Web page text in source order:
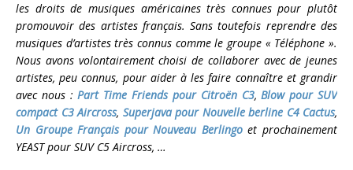
les droits de musiques américaines très connues pour plutôt
promouvoir des artistes français. Sans toutefois reprendre des
musiques d’artistes très connus comme le groupe « Téléphone ».
Nous avons volontairement choisi de collaborer avec de jeunes
artistes, peu connus, pour aider à les faire connaître et grandir
avec nous :Part Time Friends pour Citroën C3,Blow pour SUV
compact C3 Aircross, Superjava pour Nouvelle berline C4 Cactus,
Un Groupe Français pour Nouveau Berlingoet prochainement
YEAST pour SUV C5 Aircross, …